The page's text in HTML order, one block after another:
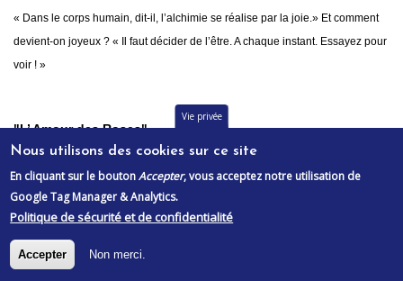
« Dans le corps humain, dit-il, l’alchimie se réalise par la joie.» Et comment
devient-on joyeux ? « Il faut décider de l’être. A chaque instant. Essayez pour
voir ! »
"L’ Amour des Roses"
Auteur : Mikaël Zayat
Si ton cœur est une rose, ta bouche dira des mots parfumés (proverbe
bulgare).
Vie privée
Nous utilisons des cookies sur ce site
En cliquant sur le boutonAccepter, vous acceptez notre utilisation de
Google Tag Manager & Analytics.
Politique de sécurité et de confidentialité
Accepter Non merci.